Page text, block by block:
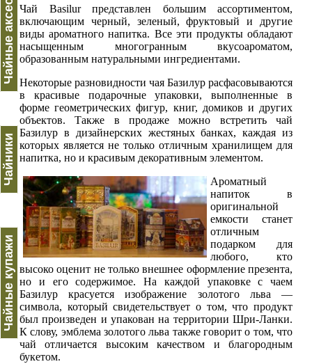
Чайники
Чайные купажи
Чай Basilur представлен большим ассортиментом,
включающим черный, зеленый, фруктовый и другие
виды ароматного напитка. Все эти продукты обладают
насыщенным многогранным вкусоароматом,
образованным натуральными ингредиентами.
Некоторые разновидности чая Базилур расфасовываются
в красивые подарочные упаковки, выполненные в
форме геометрических фигур, книг, домиков и других
объектов. Также в продаже можно встретить чай
Базилур в дизайнерских жестяных банках, каждая из
которых является не только отличным хранилищем для
напитка, но и красивым декоративным элементом.
Ароматный
напиток в
оригинальной
емкости станет
отличным
подарком для
любого, кто
высоко оценит не только внешнее оформление презента,
но и его содержимое. На каждой упаковке с чаем
Базилур красуется изображение золотого льва —
символа, который свидетельствует о том, что продукт
был произведен и упакован на территории Шри-Ланки.
К слову, эмблема золотого льва также говорит о том, что
чай отличается высоким качеством и благородным
букетом.